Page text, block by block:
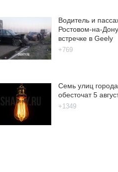
Водитель и
Ростовом-на-
встречке в Geely
+769
Семь улиц
обесточат 5
+1349